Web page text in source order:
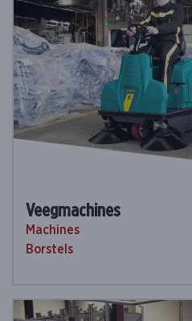
Veegmachines
Machines
Borstels